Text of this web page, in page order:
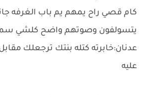
كام قصي راح يمهم يم باب الغرفه
يتسولفون وصوتهم واضح كلشي
عدنان:خابرته كتله بنتك ترجعلك
عليه